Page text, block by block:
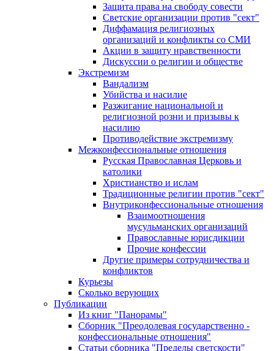
Защита права на свободу совести
Светские организации против "сект"
Диффамация религиозных
организаций и конфликты со СМИ
Акции в защиту нравственности
Дискуссии о религии и обществе
Экстремизм
Вандализм
Убийства и насилие
Разжигание национальной и
религиозной розни и призывы к
насилию
Противодействие экстремизму
Межконфессиональные отношения
Русская Православная Церковь и
католики
Христианство и ислам
Традиционные религии против "сект"
Внутриконфессиональные отношения
Взаимоотношения
мусульманских организаций
Православные юрисдикции
Прочие конфессии
Другие примеры сотрудничества и
конфликтов
Курьезы
Сколько верующих
Публикации
Из книг "Панорамы"
Сборник "Преодолевая государственно -
конфессиональные отношения"
Статьи сборника "Пределы светскости"